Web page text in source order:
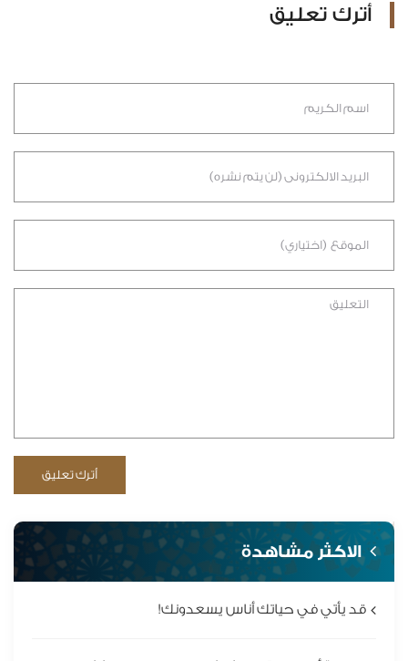
أترك تعليق
الاكثر مشاهدة
قد يأتي في حياتك أناس يسعدونك!